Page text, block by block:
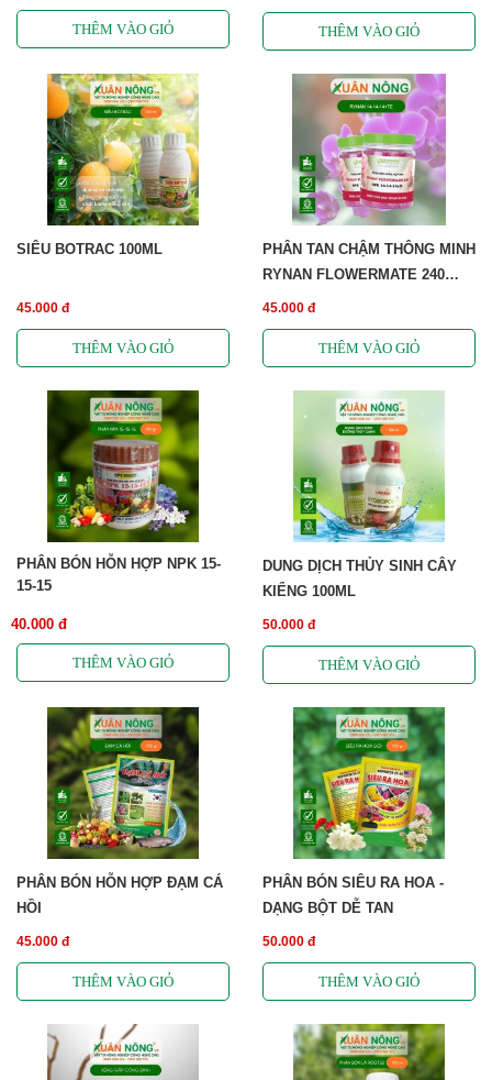
SIÊU BOTRAC 100ML
45.000 đ
PHÂN TAN CHẬM THÔNG MINH
RYNAN FLOWERMATE 240
(NPK 14-14-14 +TE)
45.000 đ
PHÂN BÓN HỖN HỢP NPK 15-
15-15
40.000 đ
DUNG DỊCH THỦY SINH CÂY
KIỂNG 100ML
50.000 đ
PHÂN BÓN HỖN HỢP ĐẠM CÁ
HỒI
45.000 đ
PHÂN BÓN SIÊU RA HOA -
DẠNG BỘT DỄ TAN
50.000 đ